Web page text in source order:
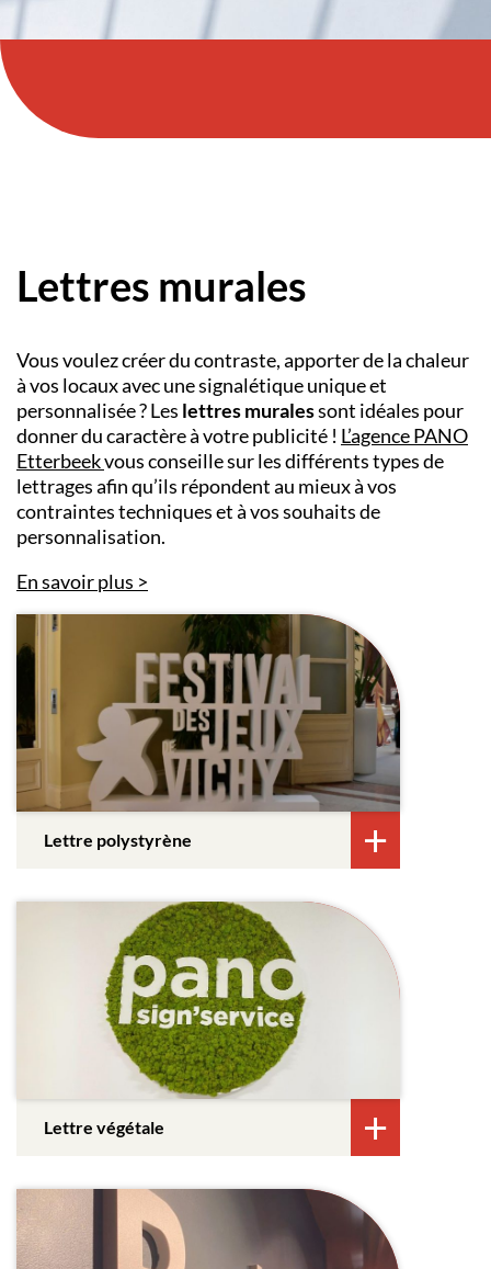
Lettres murales
Vous voulez créer du contraste, apporter de la chaleur
à vos locaux avec une signalétique unique et
personnalisée ? Les lettres muralessont idéales pour
donner du caractère à votre publicité ! L’agence PANO
Etterbeekvous conseille sur les différents types de
lettrages afin qu’ils répondent au mieux à vos
contraintes techniques et à vos souhaits de
personnalisation.
En savoir plus
Lettre polystyrène
Lettre végétale